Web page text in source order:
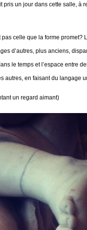
un jour dans cette salle, à
celle que la forme promet?
d’autres, plus anciens,
le temps et l’espace entre
en faisant du langage
un regard aimant)